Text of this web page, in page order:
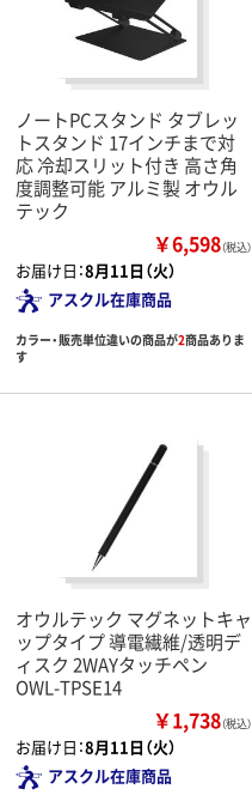
ノートPCスタンド タブレッ
トスタンド 17インチまで対
応 冷却スリット付き 高さ角
度調整可能 アルミ製 オウル
テック
￥6,598（税込）
お届け日：8月11日（火）
アスクル在庫商品
カラー・販売単位違いの商品が2商品ありま
す
オウルテック マグネットキャ
ップタイプ 導電繊維/透明デ
ィスク 2WAYタッチペン
OWL-TPSE14
￥1,738（税込）
お届け日：8月11日（火）
アスクル在庫商品